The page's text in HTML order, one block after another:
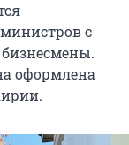
с
оформлена